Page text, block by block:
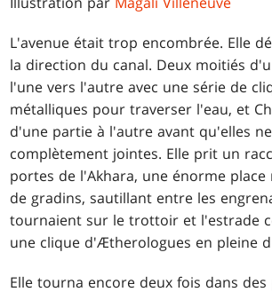
L'avenue était trop encombrée. Elle
la direction du canal. Deux moitiés
l'une vers l'autre avec une série de
métalliques pour traverser l'eau, et
d'une partie à l'autre avant qu'elles
complètement jointes. Elle prit un
portes de l'Akhara, une énorme
de gradins, sautillant entre les
tournaient sur le trottoir et l'estrade
une clique d'Ætherologues en pleine
Elle tourna encore deux fois dans